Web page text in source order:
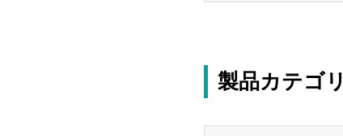
製品カテゴリ